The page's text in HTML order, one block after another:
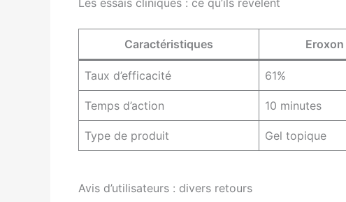
Caractéristiques Eroxon
Taux d’efficacité 61%
Temps d’action 10 minutes
Type de produit Gel topique
Avis d’utilisateurs : divers retours